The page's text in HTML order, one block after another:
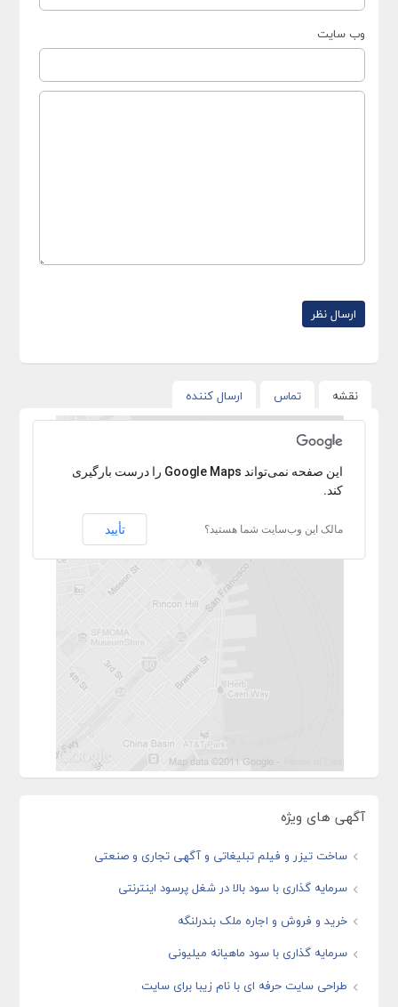
وب سایت
نقشه تماس ارسال کننده
با عرض پوزش آدرس پیدا نشد.‏‫این صفحه نمی‌تواند Google Maps را درست بارگیری
کند.
مالک این وب‌سایت شما هستید؟ تأیید
آگهی های ویژه
ساخت تیزر و فیلم تبلیغاتی و آگهی تجاری و صنعتی
سرمایه گذاری با سود بالا در شغل پرسود اینترنتی
خرید و فروش و اجاره ملک بندرلنگه
سرمایه گذاری با سود ماهیانه میلیونی
طراحی سایت حرفه ای با نام زیبا برای سایت